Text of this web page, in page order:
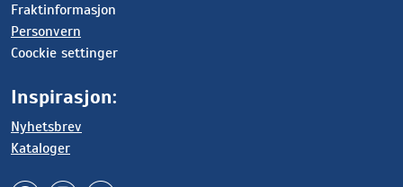
Fraktinformasjon
Personvern
Coockie settinger
Inspirasjon:
Nyhetsbrev
Kataloger